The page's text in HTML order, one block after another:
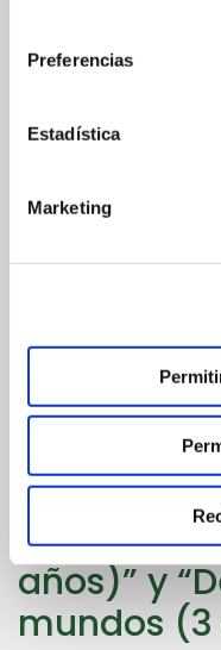
Preferencias
Estadística
Marketing
Equivocarse es
correcta. El error
aprendizaje.
respeta el ritmo de
nuevos aprendizajes
nuestras familias se
formas de
Desarrollo
años)” y
mundos